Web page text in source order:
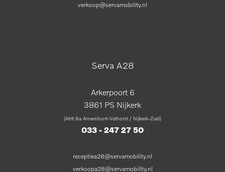
verkoop@servamobility.nl
Serva A28
Arkerpoort 6
3861 PS Nijkerk
(Afrit 8a Amersfoort-Vathorst / Nijkerk-Zuid)
033 - 247 27 50
receptiea28@servamobility.nl
verkoopa28@servamobility.nl